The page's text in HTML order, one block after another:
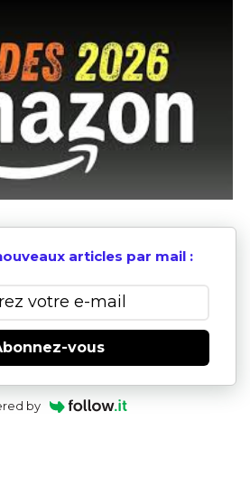
articles par mail :
vous
by